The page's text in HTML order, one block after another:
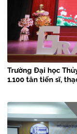
Trường Đại học
1.100 tân tiến sĩ,